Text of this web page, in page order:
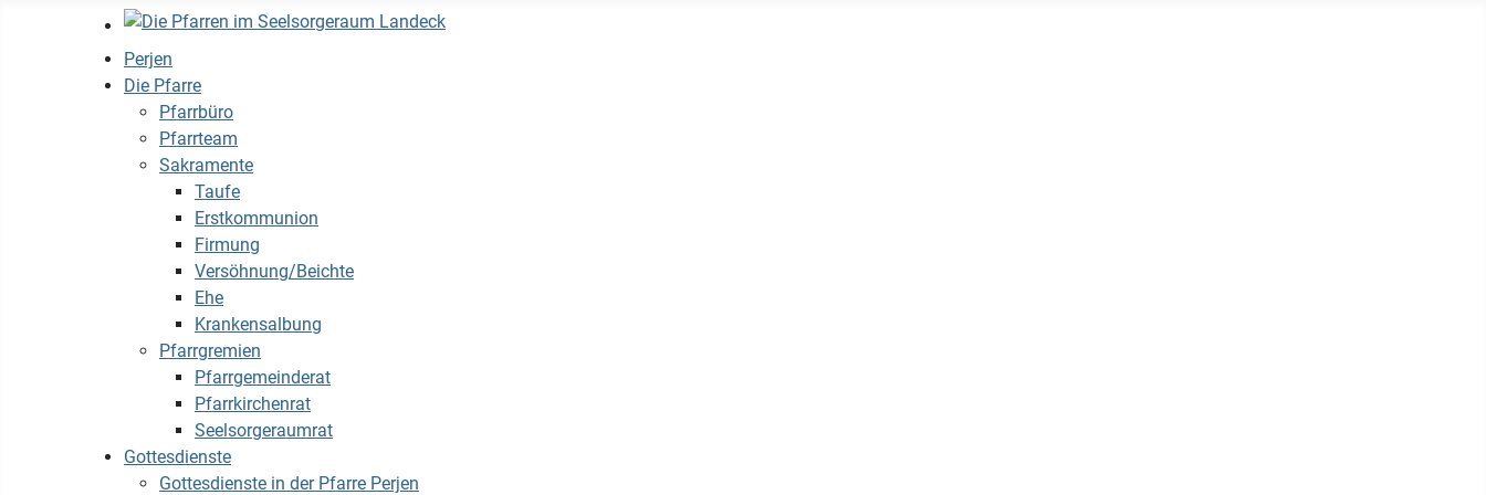
Perjen
Die Pfarre
Pfarrbüro
Pfarrteam
Sakramente
Taufe
Erstkommunion
Firmung
Versöhnung/Beichte
Ehe
Krankensalbung
Pfarrgremien
Pfarrgemeinderat
Pfarrkirchenrat
Seelsorgeraumrat
Gottesdienste
Gottesdienste in der Pfarre Perjen